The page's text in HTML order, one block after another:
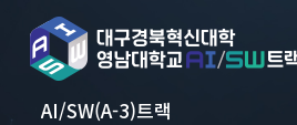
AI/SW(A-3)트랙